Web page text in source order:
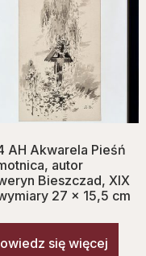
AH Akwarela Pieśń
autor
Bieszczad, XIX
27 x 15,5 cm
się więcej